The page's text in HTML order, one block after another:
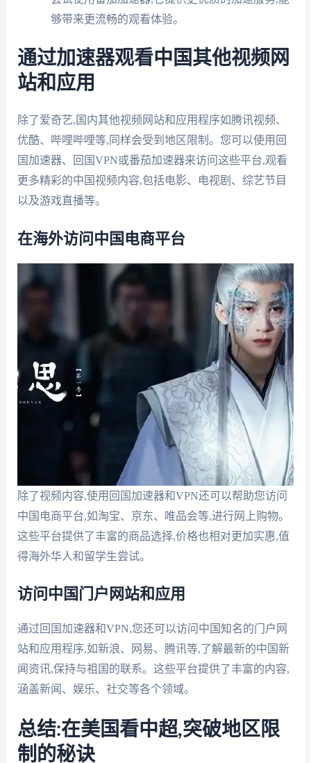
够带来更流畅的观看体验。
通过加速器观看中国其他视频网
站和应用
除了爱奇艺,国内其他视频网站和应用程序如腾讯视频、
优酷、哔哩哔哩等,同样会受到地区限制。您可以使用回
国加速器、回国VPN或番茄加速器来访问这些平台,观看
更多精彩的中国视频内容,包括电影、电视剧、综艺节目
以及游戏直播等。
在海外访问中国电商平台
除了视频内容,使用回国加速器和VPN还可以帮助您访问
中国电商平台,如淘宝、京东、唯品会等,进行网上购物。
这些平台提供了丰富的商品选择,价格也相对更加实惠,值
得海外华人和留学生尝试。
访问中国门户网站和应用
通过回国加速器和VPN,您还可以访问中国知名的门户网
站和应用程序,如新浪、网易、腾讯等,了解最新的中国新
闻资讯,保持与祖国的联系。这些平台提供了丰富的内容,
涵盖新闻、娱乐、社交等各个领域。
总结:在美国看中超,突破地区限
制的秘诀